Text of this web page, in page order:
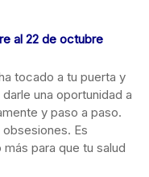
al 22 de octubre
tocado a tu puerta y
una oportunidad a
y paso a paso.
Es
para que tu salud